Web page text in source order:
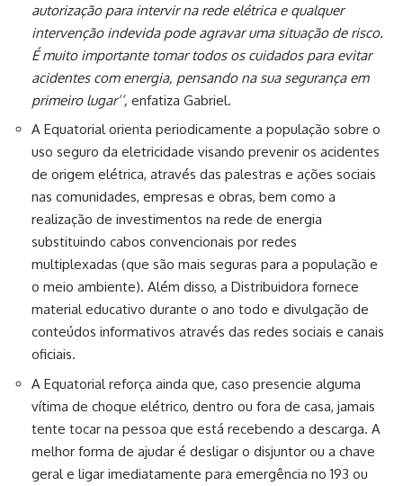
autorização para intervir na rede elétrica e qualquer
intervenção indevida pode agravar uma situação de risco.
É muito importante tomar todos os cuidados para evitar
acidentes com energia, pensando na sua segurança em
primeiro lugar’’, enfatiza Gabriel.
A Equatorial orienta periodicamente a população sobre o
uso seguro da eletricidade visando prevenir os acidentes
de origem elétrica, através das palestras e ações sociais
nas comunidades, empresas e obras, bem como a
realização de investimentos na rede de energia
substituindo cabos convencionais por redes
multiplexadas (que são mais seguras para a população e
o meio ambiente). Além disso, a Distribuidora fornece
material educativo durante o ano todo e divulgação de
conteúdos informativos através das redes sociais e canais
oficiais.
A Equatorial reforça ainda que, caso presencie alguma
vítima de choque elétrico, dentro ou fora de casa, jamais
tente tocar na pessoa que está recebendo a descarga. A
melhor forma de ajudar é desligar o disjuntor ou a chave
geral e ligar imediatamente para emergência no 193 ou